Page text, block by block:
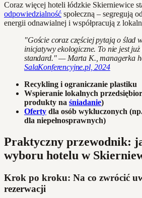
Coraz więcej hoteli łódzkie Skierniewice
odpowiedzialność społeczną – segregują
energii odnawialnej i współpracują z
"Goście coraz częściej pytają o ślad
inicjatywy ekologiczne. To nie jest
standard." — Marta K., managerka
SalaKonferencyjne.pl, 2024
Recykling i ograniczanie plastiku
Wspieranie lokalnych
produkty na śniadanie)
Oferty dla osób wykluczonych
dla niepełnosprawnych)
Praktyczny przewodnik:
wyboru hotelu w
Krok po kroku: Na co zwrócić
rezerwacji